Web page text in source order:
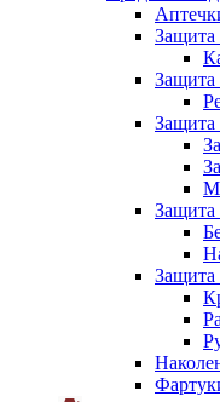
Защита
Защита
Защита
Защита
Защита